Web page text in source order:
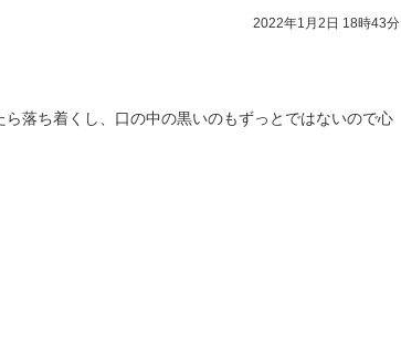
2022年1月2日 18時43分
落ち着くし、口の中の黒いのもずっとではないので心